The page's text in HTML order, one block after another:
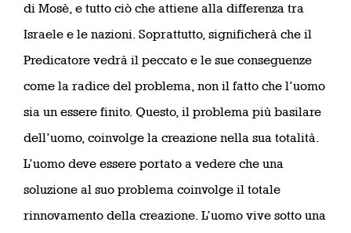
di Mosè, e tutto ciò che attiene alla differenza tra
Israele e le nazioni. Soprattutto, significherà che il
Predicatore vedrà il peccato e le sue conseguenze
come la radice del problema, non il fatto che l’uomo
sia un essere finito. Questo, il problema più basilare
dell’uomo, coinvolge la creazione nella sua totalità.
L’uomo deve essere portato a vedere che una
soluzione al suo problema coinvolge il totale
rinnovamento della creazione. L’uomo vive sotto una